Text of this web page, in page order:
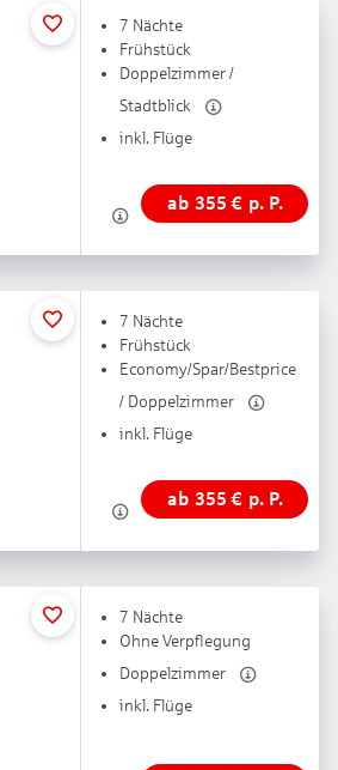
7 Nächte
Frühstück
Doppelzimmer /
Stadtblick
inkl. Flüge
ab 355 € p. P.
7 Nächte
Frühstück
Economy/Spar/Bestprice
/ Doppelzimmer
inkl. Flüge
ab 355 € p. P.
7 Nächte
Ohne Verpflegung
Doppelzimmer
inkl. Flüge